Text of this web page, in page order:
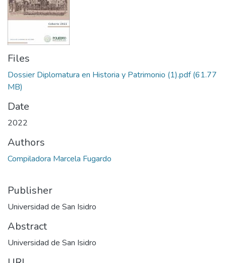
Files
Dossier Diplomatura en Historia y Patrimonio (1).pdf(61.77
MB)
Date
2022
Authors
Compiladora Marcela Fugardo
Publisher
Universidad de San Isidro
Abstract
Universidad de San Isidro